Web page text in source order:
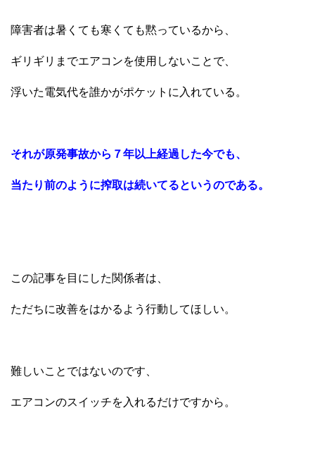
障害者は暑くても寒くても黙っているから、
ギリギリまでエアコンを使用しないことで、
浮いた電気代を誰かがポケットに入れている。
それが原発事故から７年以上経過した今でも、
当たり前のように搾取は続いてるというのである。
この記事を目にした関係者は、
ただちに改善をはかるよう行動してほしい。
難しいことではないのです、
エアコンのスイッチを入れるだけですから。